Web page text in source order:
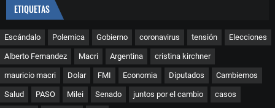
ETIQUETAS
Escándalo Polemica Gobierno coronavirus tensión Elecciones
Alberto Fernandez Macri Argentina cristina kirchner
mauricio macri Dolar FMI Economia Diputados Cambiemos
Salud PASO Milei Senado juntos por el cambio casos